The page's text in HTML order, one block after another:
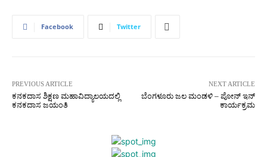
Facebook Twitter
PREVIOUS ARTICLE
ಕನಕದಾಸ ಶಿಕ್ಷಣ ಮಹಾವಿದ್ಯಾಲಯದಲ್ಲಿ
ಕನಕದಾಸ ಜಯಂತಿ
NEXT ARTICLE
ಬೆಂಗಳೂರು ಜಲ ಮಂಡಳಿ – ಪೋನ್ ಇನ್
ಕಾರ್ಯಕ್ರಮ